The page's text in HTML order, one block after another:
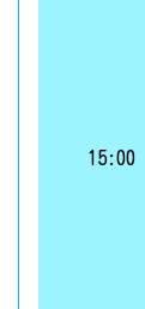
15:00